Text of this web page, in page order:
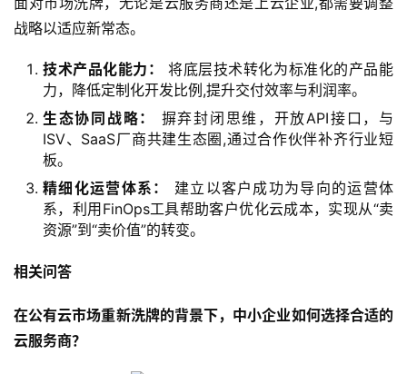
术
教
网
维
拟
机
战略以适应新常态。
技术产品化能力：
将底层技术转化为标准化的产品能
力，降低定制化开发比例,提升交付效率与利润率。
生态协同战略：
摒弃封闭思维，开放API接口，与
ISV、SaaS厂商共建生态圈,通过合作伙伴补齐行业短
板。
精细化运营体系：
建立以客户成功为导向的运营体
系，利用FinOps工具帮助客户优化云成本，实现从“卖
资源”到“卖价值”的转变。
相关问答
在公有云市场重新洗牌的背景下，中小企业如何选择合适的
云服务商？